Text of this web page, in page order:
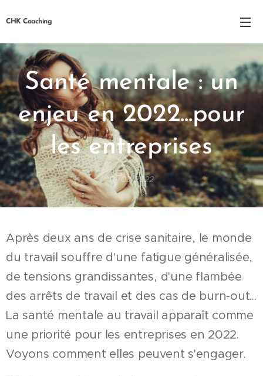
CHK Coaching
Santémentale: un
enjeu en 2022...pour
les entreprises
01/03/2022
Après deux ans de crise sanitaire, le monde
du travail souffre d'une fatigue généralisée,
de tensions grandissantes, d'une flambée
des arrêts de travail et des cas de burn-out...
La santé mentale au travail apparaît comme
une priorité pour les entreprises en 2022.
Voyons comment elles peuvent s'engager.